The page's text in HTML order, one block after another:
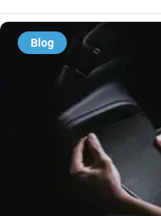
Blog